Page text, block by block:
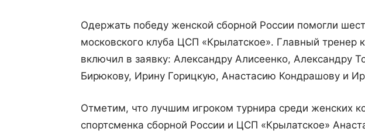
Одержать победу женской сборной России помогли
московского клуба ЦСП «Крылатское». Главный
включил в заявку: Александру Алисеенко, Александру
Бирюкову, Ирину Горицкую, Анастасию Кондрашову и
Отметим, что лучшим игроком турнира среди женских
спортсменка сборной России и ЦСП «Крылатское»